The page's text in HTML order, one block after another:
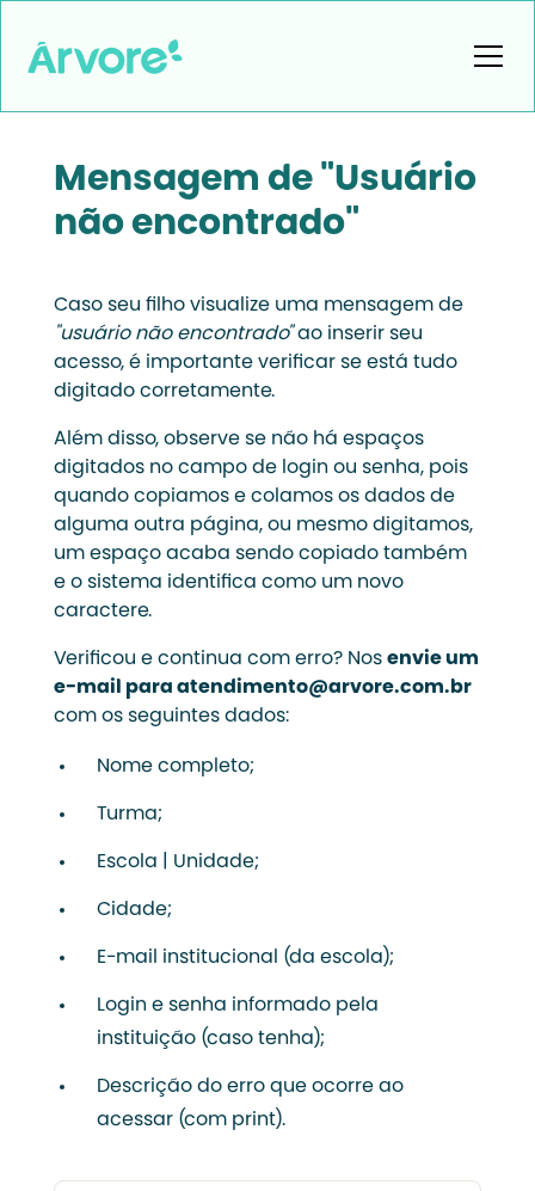
Mensagem de "Usuário
não encontrado"
Caso seu filho visualize uma mensagem de
"usuário não encontrado"ao inserir seu
acesso, é importante verificar se está tudo
digitado corretamente.
Além disso, observe se não há espaços
digitados no campo de login ou senha, pois
quando copiamos e colamos os dados de
alguma outra página, ou mesmo digitamos,
um espaço acaba sendo copiado também
e o sistema identifica como um novo
caractere.
Verificou e continua com erro? Nos envie um
e-mail para atendimento@arvore.com.br
com os seguintes dados:
Nome completo;
Turma;
Escola | Unidade;
Cidade;
E-mail institucional (da escola);
Login e senha informado pela
instituição (caso tenha);
Descrição do erro que ocorre ao
acessar (com print).